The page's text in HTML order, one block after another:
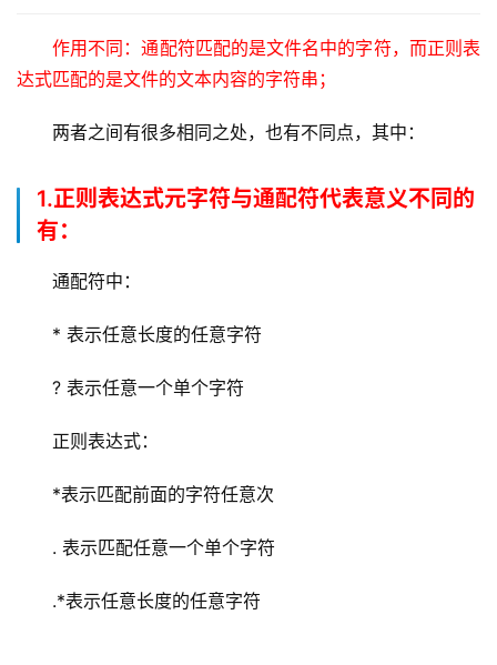
作用不同：通配符匹配的是文件名中的字符，而正则表
达式匹配的是文件的文本内容的字符串；
两者之间有很多相同之处，也有不同点，其中：
1.正则表达式元字符与通配符代表意义不同的
有：
通配符中：
* 表示任意长度的任意字符
? 表示任意一个单个字符
正则表达式：
*表示匹配前面的字符任意次
. 表示匹配任意一个单个字符
.*表示任意长度的任意字符